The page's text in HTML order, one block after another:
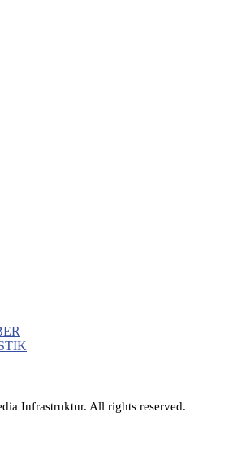
Infrastruktur. All rights reserved.